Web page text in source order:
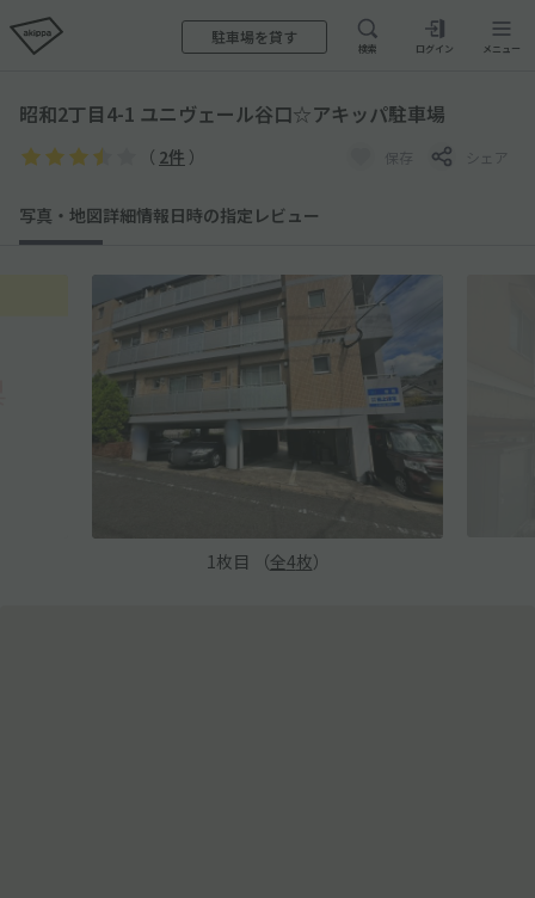
駐車場を貸す
検索 ログイン メニュー
昭和2丁目4-1 ユニヴェール谷口☆アキッパ駐車場
（ 2件 ） 保存 シェア
写真・地図詳細情報日時の指定 レビュー
1 枚目 （全4枚）